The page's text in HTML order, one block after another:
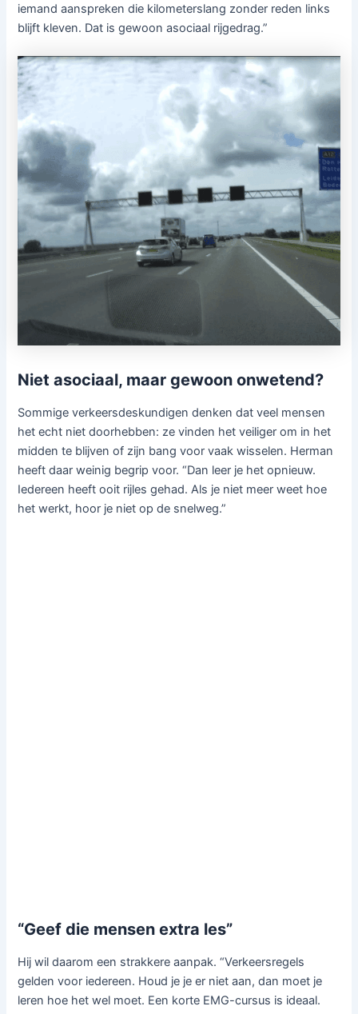
iemand aanspreken die kilometerslang zonder reden links
blijft kleven. Dat is gewoon asociaal rijgedrag.”
Niet asociaal, maar gewoon onwetend?
Sommige verkeersdeskundigen denken dat veel mensen
het echt niet doorhebben: ze vinden het veiliger om in het
midden te blijven of zijn bang voor vaak wisselen. Herman
heeft daar weinig begrip voor. “Dan leer je het opnieuw.
Iedereen heeft ooit rijles gehad. Als je niet meer weet hoe
het werkt, hoor je niet op de snelweg.”
“Geef die mensen extra les”
Hij wil daarom een strakkere aanpak. “Verkeersregels
gelden voor iedereen. Houd je je er niet aan, dan moet je
leren hoe het wel moet. Een korte EMG-cursus is ideaal.